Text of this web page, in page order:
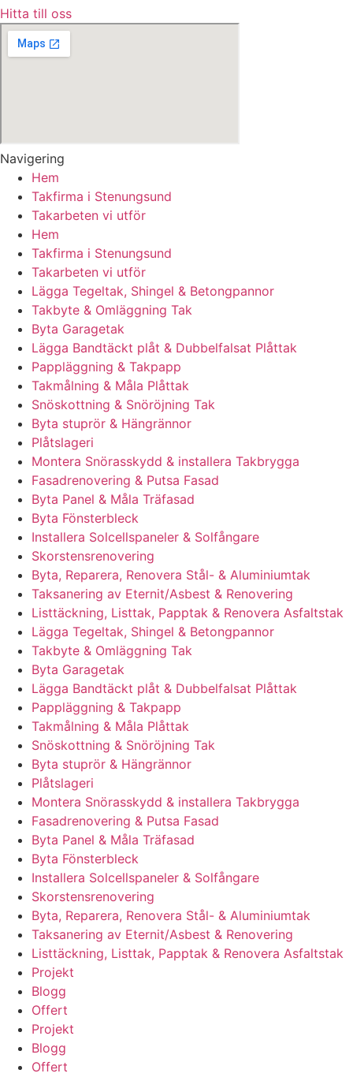
Hitta till oss
Navigering
Hem
Takfirma i Stenungsund
Takarbeten vi utför
Hem
Takfirma i Stenungsund
Takarbeten vi utför
Lägga Tegeltak, Shingel & Betongpannor
Takbyte & Omläggning Tak
Byta Garagetak
Lägga Bandtäckt plåt & Dubbelfalsat Plåttak
Pappläggning & Takpapp
Takmålning & Måla Plåttak
Snöskottning & Snöröjning Tak
Byta stuprör & Hängrännor
Plåtslageri
Montera Snörasskydd & installera Takbrygga
Fasadrenovering & Putsa Fasad
Byta Panel & Måla Träfasad
Byta Fönsterbleck
Installera Solcellspaneler & Solfångare
Skorstensrenovering
Byta, Reparera, Renovera Stål- & Aluminiumtak
Taksanering av Eternit/Asbest & Renovering
Listtäckning, Listtak, Papptak & Renovera Asfaltstak
Lägga Tegeltak, Shingel & Betongpannor
Takbyte & Omläggning Tak
Byta Garagetak
Lägga Bandtäckt plåt & Dubbelfalsat Plåttak
Pappläggning & Takpapp
Takmålning & Måla Plåttak
Snöskottning & Snöröjning Tak
Byta stuprör & Hängrännor
Plåtslageri
Montera Snörasskydd & installera Takbrygga
Fasadrenovering & Putsa Fasad
Byta Panel & Måla Träfasad
Byta Fönsterbleck
Installera Solcellspaneler & Solfångare
Skorstensrenovering
Byta, Reparera, Renovera Stål- & Aluminiumtak
Taksanering av Eternit/Asbest & Renovering
Listtäckning, Listtak, Papptak & Renovera Asfaltstak
Projekt
Blogg
Offert
Projekt
Blogg
Offert